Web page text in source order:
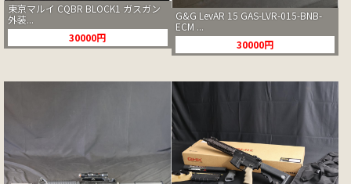
東京マルイ CQBR BLOCK1 ガスガン
外装...
30000円
G&G LevAR 15 GAS-LVR-015-BNB-
ECM ...
30000円